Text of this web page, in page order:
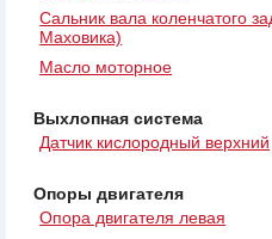
Сальник вала коленчатого
Маховика)
Масло моторное
Выхлопная система
Датчик кислородный верхний
Опоры двигателя
Опора двигателя левая